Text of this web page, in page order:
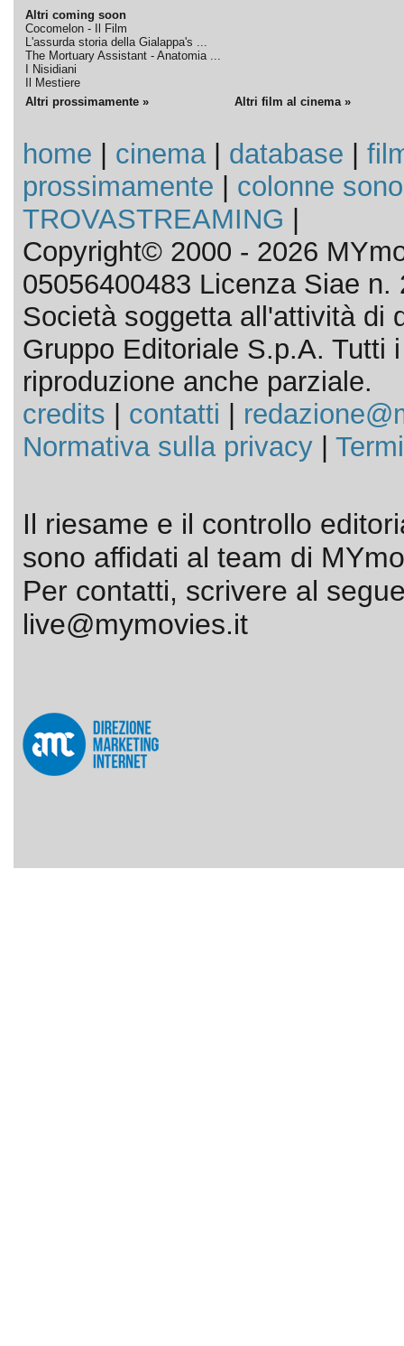
Altri coming soon
Cocomelon - Il Film
L'assurda storia della Gialappa's ...
The Mortuary Assistant - Anatomia ...
I Nisidiani
Il Mestiere
Altri prossimamente » Altri film al cinema »
home cinema| database
prossimamente
colonne
TROVASTREAMING
Copyright© 2000 - 2026
05056400483 Licenza Siae n.
Società soggetta all'attività di
Gruppo Editoriale S.p.A. Tutti
riproduzione anche parziale.
credits
contatti
Normativa sulla privacy|
Il riesame e il controllo
sono affidati al team di
Per contatti, scrivere al
live@mymovies.it